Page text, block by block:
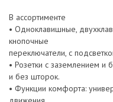
В ассортименте
• Одноклавишные,
кнопочные
переключатели, с
• Розетки с заземлением и
и без шторок.
• Функции комфорта: